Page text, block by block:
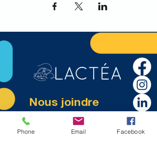
info@lactea.org
450.895.3554
Nous joindre
Phone Email Facebook